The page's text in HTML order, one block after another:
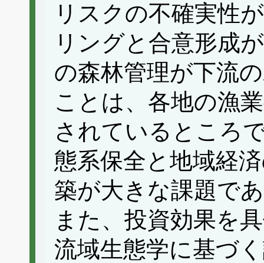
リスクの不確実性
リングと合意形成
の森林管理が下流
ことは、各地の漁
されているところ
態系保全と地域経
築が大きな課題で
また、投資効果を
流域生態学に基づ